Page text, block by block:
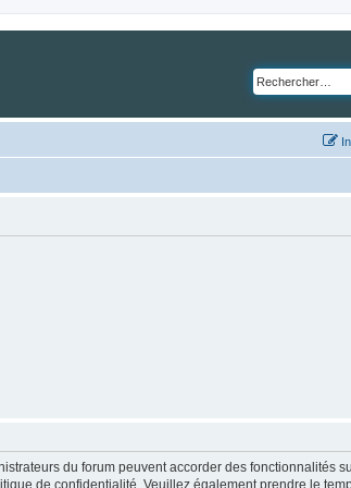
du forum peuvent accorder des fonctionnalités
de confidentialité. Veuillez également prendre le